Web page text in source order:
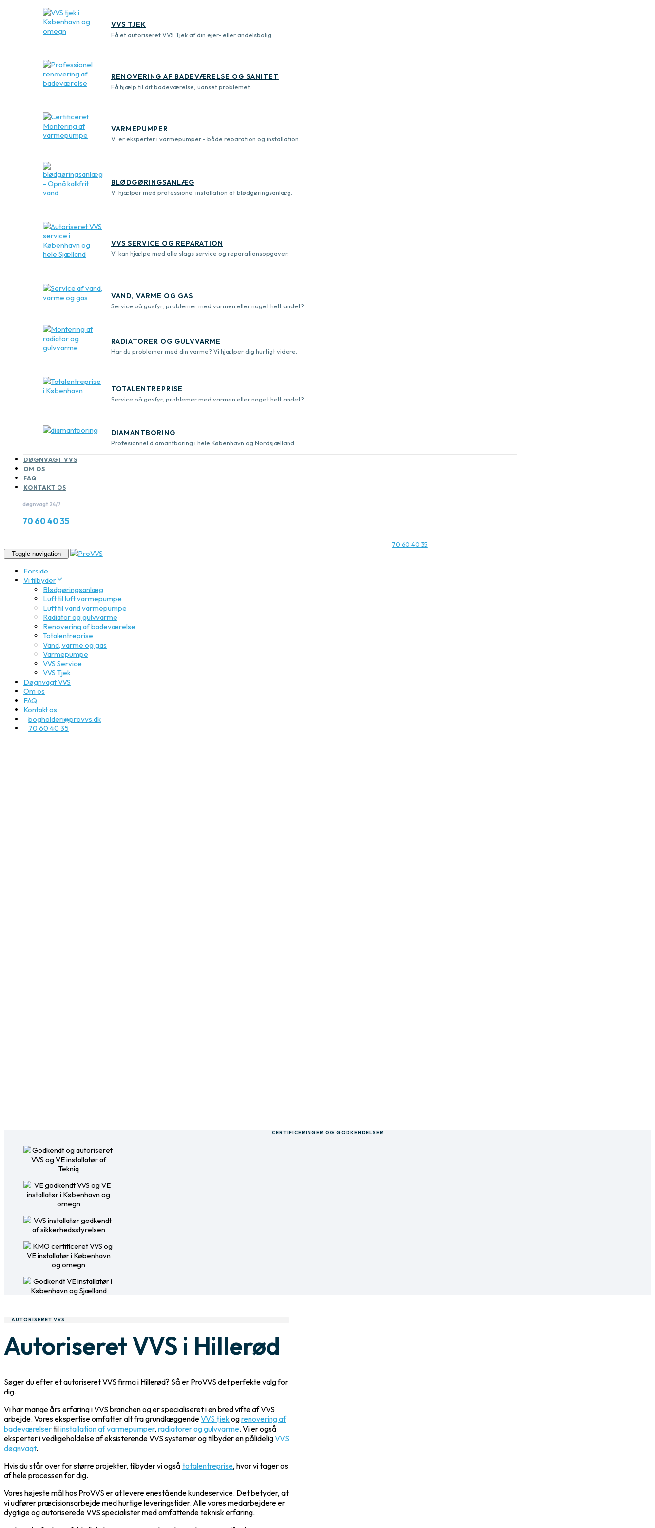
VVS TJEK
Få et autoriseret VVS Tjek af din ejer- eller andelsbolig.
RENOVERING AF BADEVÆRELSE OG SANITET
Få hjælp til dit badeværelse, uanset problemet.
VARMEPUMPER
Vi er eksperter i varmepumper - både reparation og installation.
BLØDGØRINGSANLÆG
Vi hjælper med professionel installation af blødgøringsanlæg.
VVS SERVICE OG REPARATION
Vi kan hjælpe med alle slags service og reparationsopgaver.
VAND, VARME OG GAS
Service på gasfyr, problemer med varmen eller noget helt andet?
RADIATORER OG GULVVARME
Har du problemer med din varme? Vi hjælper dig hurtigt videre.
TOTALENTREPRISE
Service på gasfyr, problemer med varmen eller noget helt andet?
DIAMANTBORING
Profesionnel diamantboring i hele København og Nordsjælland.
DØGNVAGT VVS
OM OS
FAQ
KONTAKT OS
døgnvagt 24/7
70 60 40 35
70 60 40 35
Toggle navigation
Forside
Vi tilbyder
Blødgøringsanlæg
Luft til luft varmepumpe
Luft til vand varmepumpe
Radiator og gulvvarme
Renovering af badeværelse
Totalentreprise
Vand, varme og gas
Varmepumpe
VVS Service
VVS Tjek
Døgnvagt VVS
Om os
FAQ
Kontakt os
bogholderi@provvs.dk
70 60 40 35
CERTIFICERINGER OG GODKENDELSER
AUTORISERET VVS
Autoriseret VVS i Hillerød
Søger du efter et autoriseret VVS firma i Hillerød? Så er ProVVS det perfekte valg for
dig.
Vi har mange års erfaring i VVS branchen og er specialiseret i en bred vifte af VVS
arbejde. Vores ekspertise omfatter alt fra grundlæggendeVVS tjek ogrenovering af
badeværelsertilinstallation af varmepumper, radiatorer og gulvvarme. Vi er også
eksperter i vedligeholdelse af eksisterende VVS systemer og tilbyder en pålideligVVS
døgnvagt.
Hvis du står over for større projekter, tilbyder vi også totalentreprise, hvor vi tager os
af hele processen for dig.
Vores højeste mål hos ProVVS er at levere enestående kundeservice. Det betyder, at
vi udfører præcisionsarbejde med hurtige leveringstider. Alle vores medarbejdere er
dygtige og autoriserede VVS specialister med omfattende teknisk erfaring.